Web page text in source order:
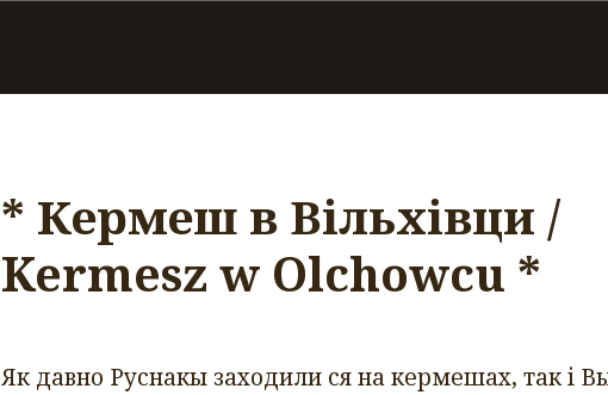
* Кермеш в Вільхівци /
Kermesz w Olchowcu *
Як давно Руснакы заходили ся на кермешах, так і